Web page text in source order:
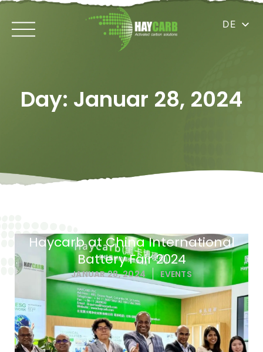
DE
Day: Januar 28, 2024
Haycarb at China International
Battery Fair 2024
JANUAR 28, 2024 EVENTS